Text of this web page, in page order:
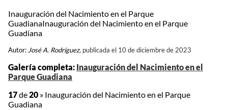
Inauguración del Nacimiento en el Parque
GuadianaInauguración del Nacimiento en el Parque
Guadiana
Autor:José A. Rodríguez, publicada el 10 de diciembre de 2023
Galería completa: Inauguración del Nacimiento en el
Parque Guadiana
17de20 » Inauguración del Nacimiento en el Parque
Guadiana